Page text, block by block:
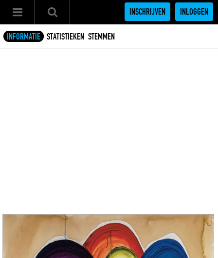
INSCHRIJVEN INLOGGEN
INFORMATIE STATISTIEKEN STEMMEN